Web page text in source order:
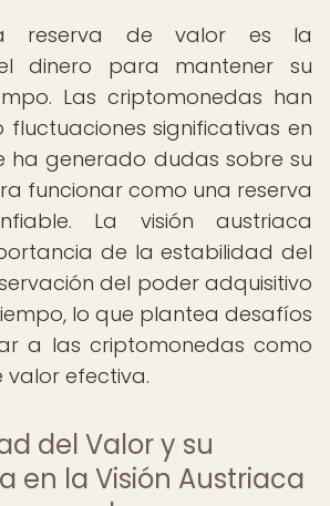
la reserva de valor es la
dinero para mantener su
Las criptomonedas han
fluctuaciones significativas en
ha generado dudas sobre su
funcionar como una reserva
La visión austriaca
de la estabilidad del
del poder adquisitivo
lo que plantea desafíos
a las criptomonedas como
valor efectiva.
del Valor y su
en la Visión Austriaca